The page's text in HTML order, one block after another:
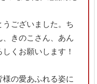
ございました。ち
きのこさん、あん
くお願いします！
の愛あふれる姿に